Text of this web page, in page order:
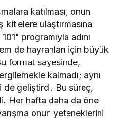
katılması, onun
ulaştırmasına
programıyla adını
de hayranları için büyük
format sayesinde,
kalmadı; aynı
de geliştirdi. Bu süreç,
Her hafta daha da öne
onun yeteneklerini